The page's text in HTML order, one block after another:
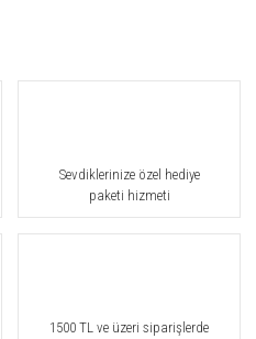
Sevdiklerinize özel hediye
paketi hizmeti
1500 TL ve üzeri siparişlerde